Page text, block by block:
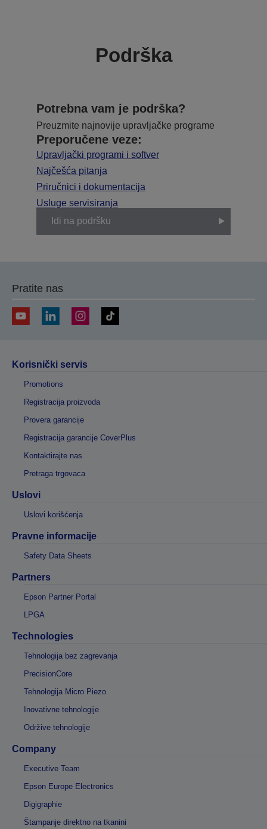
Podrška
Potrebna vam je podrška?
Preuzmite najnovije upravljačke programe
Preporučene veze:
Upravljački programi i softver
Najčešća pitanja
Priručnici i dokumentacija
Usluge servisiranja
Idi na podršku
Pratite nas
Korisnički servis
Promotions
Registracija proizvoda
Provera garancije
Registracija garancije CoverPlus
Kontaktirajte nas
Pretraga trgovaca
Uslovi
Uslovi korišćenja
Pravne informacije
Safety Data Sheets
Partners
Epson Partner Portal
LPGA
Technologies
Tehnologija bez zagrevanja
PrecisionCore
Tehnologija Micro Piezo
Inovativne tehnologije
Održive tehnologije
Company
Executive Team
Epson Europe Electronics
Digigraphie
Štampanje direktno na tkanini